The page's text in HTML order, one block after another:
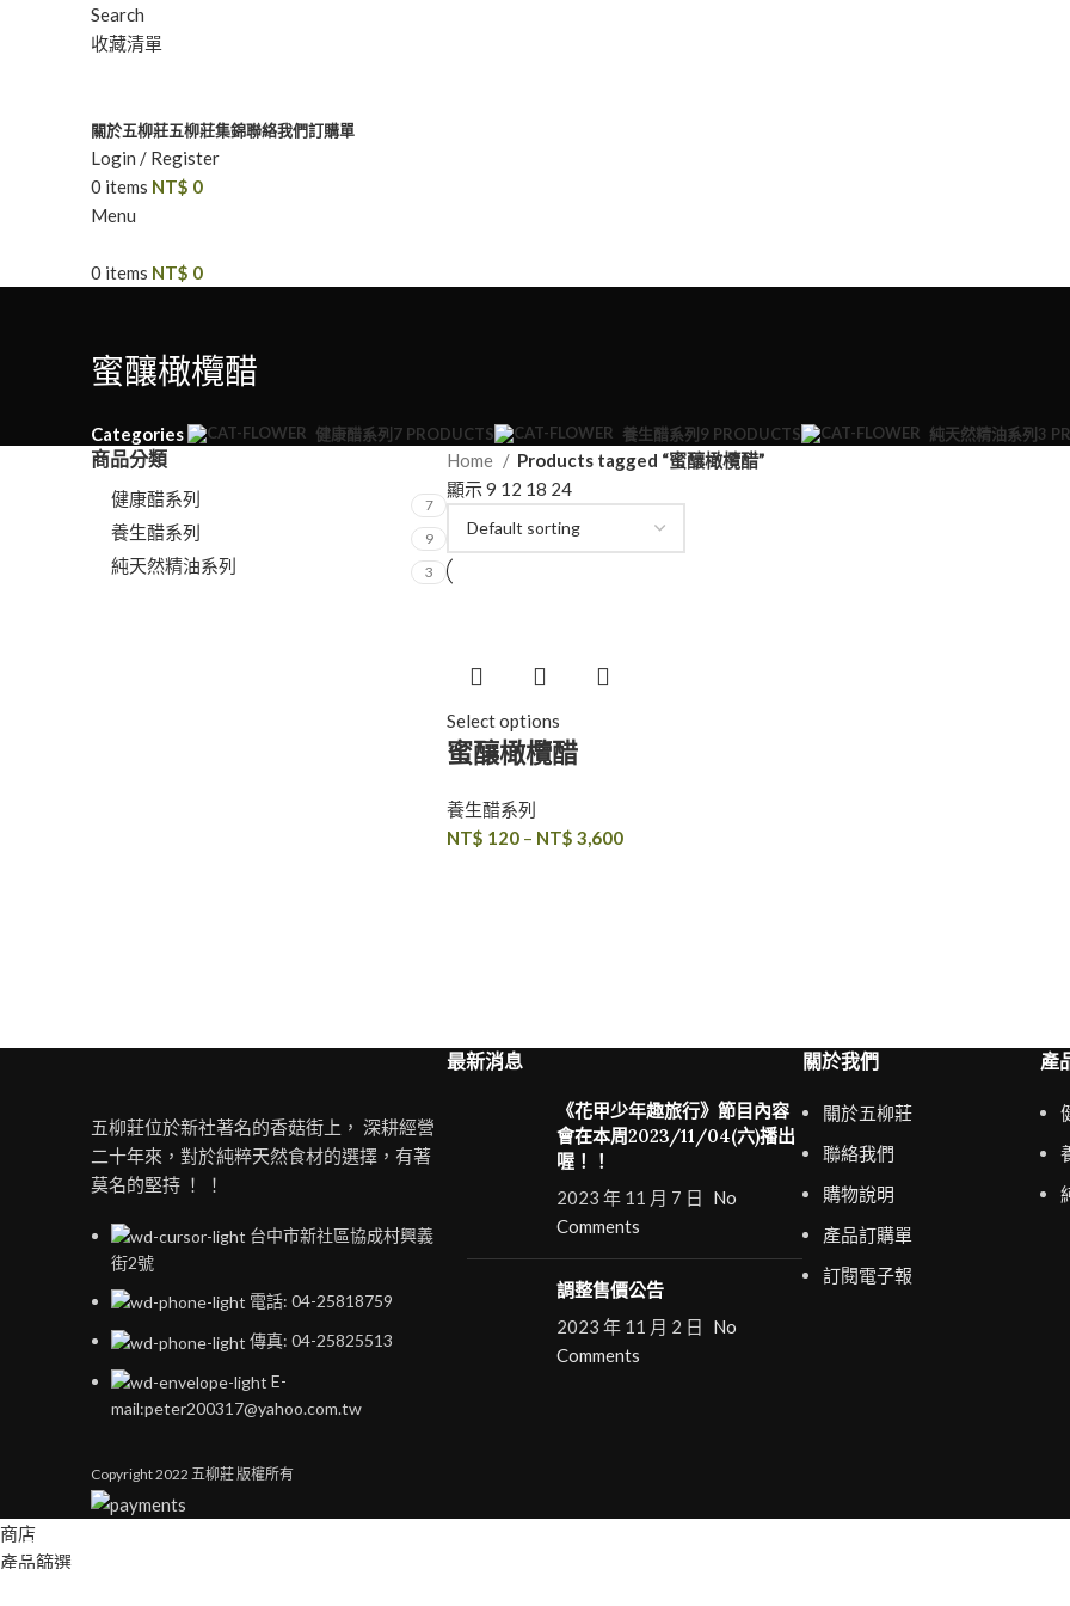
Search
收藏清單
關於五柳莊五柳莊集錦聯絡我們訂購單
Login / Register
0 items NT$ 0
Menu
0 items NT$ 0
蜜釀橄欖醋
Categories 健康醋系列7 PRODUCTS 養生醋系列9 PRODUCTS 純天然精油系列3
商品分類
健康醋系列 7
養生醋系列 9
純天然精油系列 3
Home
Products tagged “蜜釀橄欖醋”
顯示9 12 18 24
Select options
蜜釀橄欖醋
養生醋系列
NT$ 120 – NT$ 3,600
五柳莊位於新社著名的香菇街上， 深耕經營
二十年來，對於純粹天然食材的選擇，有著
莫名的堅持 ！ ！
台中市新社區協成村興義
街2號
電話: 04-25818759
傳真: 04-25825513
E-
mail:peter200317@yahoo.com.tw
最新消息
《花甲少年趣旅行》節目內容
會在本周2023/11/04(六)播出
喔！！
2023 年 11 月 7 日
No
Comments
調整售價公告
2023 年 11 月 2 日
No
Comments
關於我們
關於五柳莊
聯絡我們
購物說明
產品訂購單
訂閱電子報
產
Copyright2022 五柳莊 版權所有
商店
產品篩選